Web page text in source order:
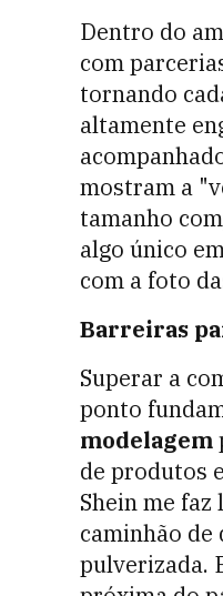
Dentro do
com
tornando
altamente
mostram a
tamanho
algo único
com a foto
Barreiras
Superar a
ponto
modelagem
de produtos
Shein me
caminhão
pulverizada.